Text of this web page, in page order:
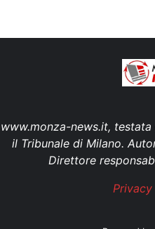
www.monza-news.it,
il Tribunale di Milano.
Direttore
Privacy